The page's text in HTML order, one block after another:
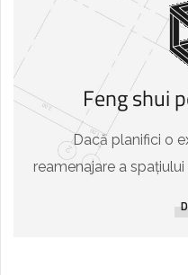
Feng shui
Dacă planifici o
reamenajare a